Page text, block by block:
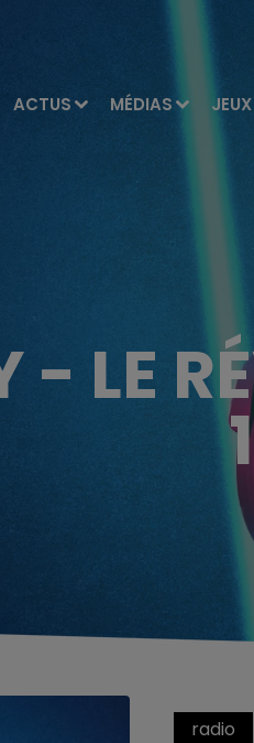
ACTUS MÉDIAS JEUX
- LE
radio